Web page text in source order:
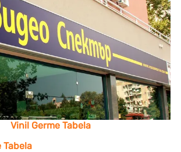
Vinil Germe Tabela
Tabela